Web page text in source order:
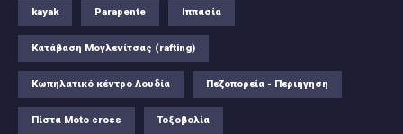
kayak Parapente Ιππασία
Κατάβαση Μογλενίτσας (rafting)
Κωπηλατικό κέντρο Λουδία Πεζοπορεία - Περιήγηση
Πίστα Moto cross Τοξοβολία